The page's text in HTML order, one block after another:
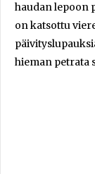
haudan lepoon
on katsottu
hieman petrata